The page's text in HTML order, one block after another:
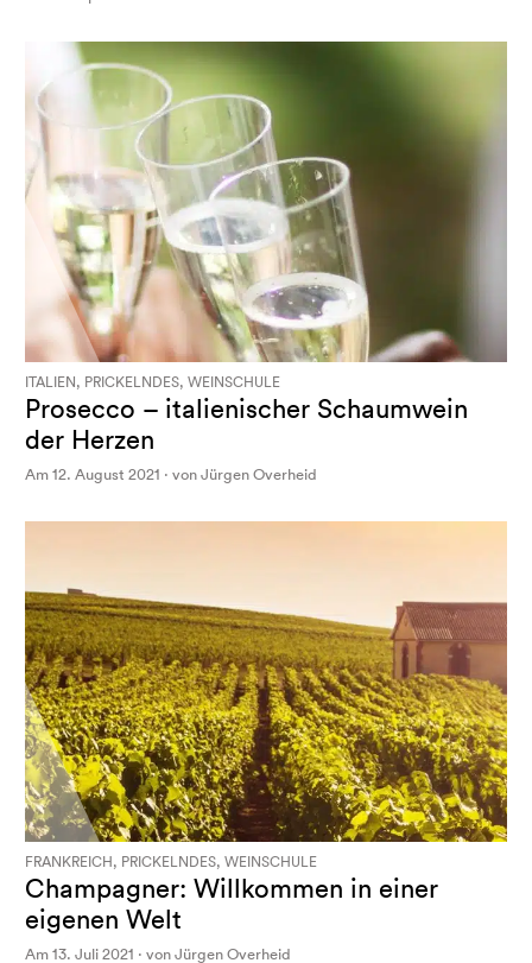
ITALIEN, PRICKELNDES, WEINSCHULE
Prosecco – italienischer Schaumwein
der Herzen
Am 12. August 2021 · von Jürgen Overheid
FRANKREICH, PRICKELNDES, WEINSCHULE
Champagner: Willkommen in einer
eigenen Welt
Am 13. Juli 2021 · von Jürgen Overheid